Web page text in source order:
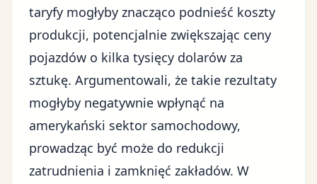
taryfy mogłyby znacząco podnieść koszty
produkcji, potencjalnie zwiększając ceny
pojazdów o kilka tysięcy dolarów za
sztukę. Argumentowali, że takie rezultaty
mogłyby negatywnie wpłynąć na
amerykański sektor samochodowy,
prowadząc być może do redukcji
zatrudnienia i zamknięć zakładów. W